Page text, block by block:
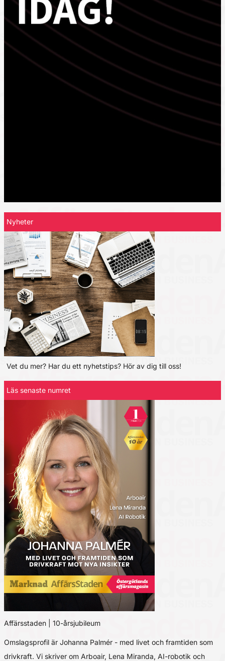
Nyheter
Vet du mer? Har du ett nyhetstips? Hör av dig till oss!
Läs senaste numret
Affärsstaden | 10-årsjubileum
Omslagsprofil är Johanna Palmér - med livet och framtiden som
drivkraft. Vi skriver om Arboair, Lena Miranda, AI-robotik och